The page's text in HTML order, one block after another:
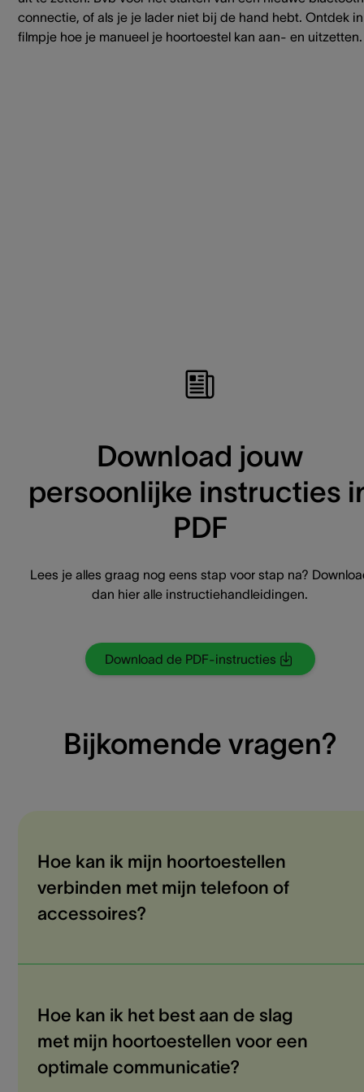
connectie, of als je je lader niet bij de hand hebt. Ontdek
filmpje hoe je manueel je hoortoestel kan aan- en uitzetten.
Download jouw
persoonlijke instructies
PDF
Lees je alles graag nog eens stap voor stap na?
dan hier alle instructiehandleidingen.
Download de PDF-instructies
Bijkomende vragen?
Hoe kan ik mijn hoortoestellen
verbinden met mijn telefoon of
accessoires?
Hoe kan ik het best aan de slag
met mijn hoortoestellen voor een
optimale communicatie?